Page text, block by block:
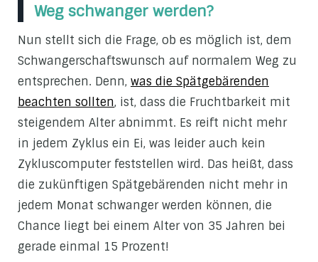
Weg schwanger werden?
Nun stellt sich die Frage, ob es möglich ist, dem
Schwangerschaftswunsch auf normalem Weg zu
entsprechen. Denn, was die Spätgebärenden
beachten sollten, ist, dass die Fruchtbarkeit mit
steigendem Alter abnimmt. Es reift nicht mehr
in jedem Zyklus ein Ei, was leider auch kein
Zykluscomputer feststellen wird. Das heißt, dass
die zukünftigen Spätgebärenden nicht mehr in
jedem Monat schwanger werden können, die
Chance liegt bei einem Alter von 35 Jahren bei
gerade einmal 15 Prozent!